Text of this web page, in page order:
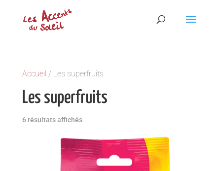
Accueil / Les superfruits
Les superfruits
6 résultats affichés